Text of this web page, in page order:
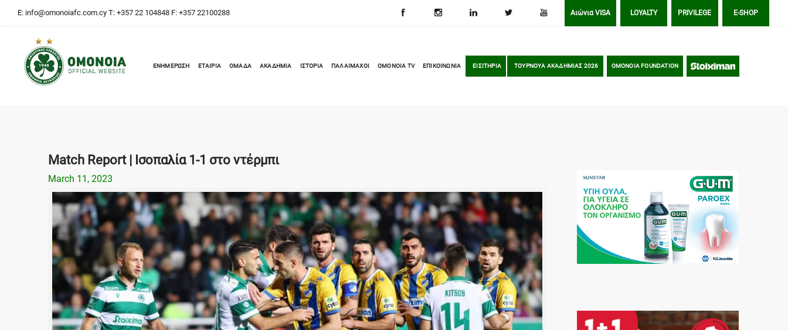
E: info@omonoiafc.com.cy T: +357 22 104848 F: +357 22100288 Αιώνια VISA LOYALTY PRIVILEGE E-SHOP
ΕΝΗΜΕΡΩΣΗ ΕΤΑΙΡΙΑ ΟΜΑΔΑ ΑΚΑΔΗΜΙΑ ΙΣΤΟΡΙΑ ΠΑΛΑΙΜΑΧΟΙ OMONOIA TV ΕΠΙΚΟΙΝΩΝΙΑ ΕΙΣΙΤΗΡΙΑ ΤΟΥΡΝΟΥΑ ΑΚΑΔΗΜΙΑΣ 2026 OMONOIA FOUNDATION STOIXIMAN
Match Report | Ισοπαλία 1-1 στο ντέρμπι
March 11, 2023